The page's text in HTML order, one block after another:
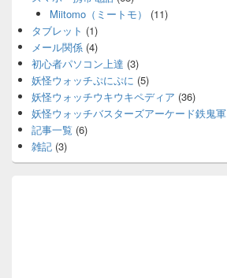
Miitomo（ミートモ）
(11)
タブレット (1)
メール関係 (4)
初心者パソコン上達 (3)
妖怪ウォッチぷにぷに (5)
妖怪ウォッチウキウキペディア (36)
妖怪ウォッチバスターズアーケード鉄鬼軍
記事一覧 (6)
雑記 (3)